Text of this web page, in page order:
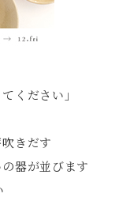
ください」
きだす
器が並びます